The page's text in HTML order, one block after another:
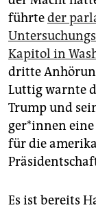
führteder
Kapitol in
dritte
Luttig warnte
Trump und
ge­r*in­nen
für die
Es ist bereits